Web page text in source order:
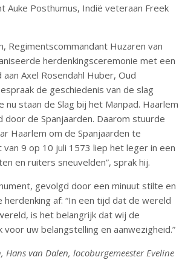
Auke Posthumus, Indië veteraan Freek
Regimentscommandant Huzaren van
herdenkingsceremonie met een
Axel Rosendahl Huber, Oud
de geschiedenis van de slag
staan de Slag bij het Manpad. Haarlem
de Spanjaarden. Daarom stuurde
Haarlem om de Spanjaarden te
9 op 10 juli 1573 liep het leger in een
en ruiters sneuvelden”, sprak hij.
gevolgd door een minuut stilte en
af: “In een tijd dat de wereld
is het belangrijk dat wij de
uw belangstelling en aanwezigheid.”
van Dalen, locoburgemeester Eveline